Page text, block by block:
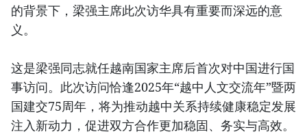
的背景下，梁强主席此次访华具有重要而深远的意
义。
这是梁强同志就任越南国家主席后首次对中国进行国
事访问。此次访问恰逢2025年“越中人文交流年”暨两
国建交75周年，将为推动越中关系持续健康稳定发展
注入新动力，促进双方合作更加稳固、务实与高效。